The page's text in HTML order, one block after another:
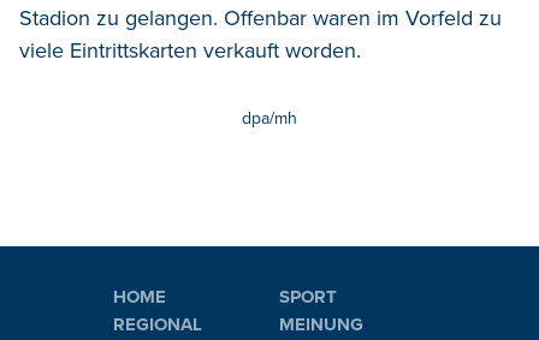
Stadion zu gelangen. Offenbar waren im Vorfeld zu
viele Eintrittskarten verkauft worden.
dpa/mh
HOME
REGIONAL
SPORT
MEINUNG